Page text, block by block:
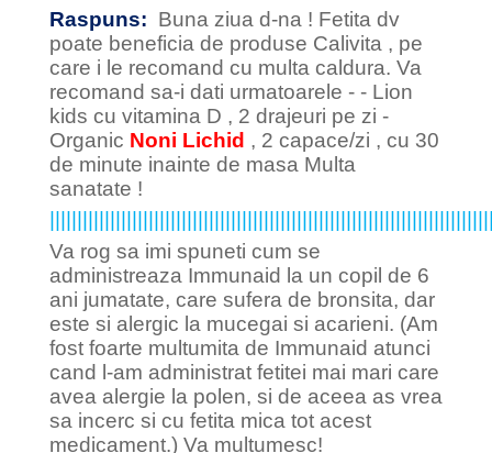
Raspuns: Buna ziua d-na ! Fetita dv
poate beneficia de produse Calivita , pe
care i le recomand cu multa caldura. Va
recomand sa-i dati urmatoarele - - Lion
kids cu vitamina D , 2 drajeuri pe zi -
Organic Noni Lichid , 2 capace/zi , cu 30
de minute inainte de masa Multa
sanatate !
Va rog sa imi spuneti cum se
administreaza Immunaid la un copil de 6
ani jumatate, care sufera de bronsita, dar
este si alergic la mucegai si acarieni. (Am
fost foarte multumita de Immunaid atunci
cand l-am administrat fetitei mai mari care
avea alergie la polen, si de aceea as vrea
sa incerc si cu fetita mica tot acest
medicament.) Va multumesc!